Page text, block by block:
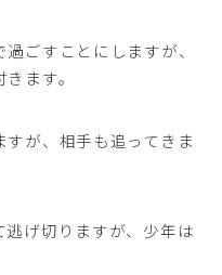
ごすことにしますが、
ます。
が、相手も追ってきま
げ切りますが、少年は